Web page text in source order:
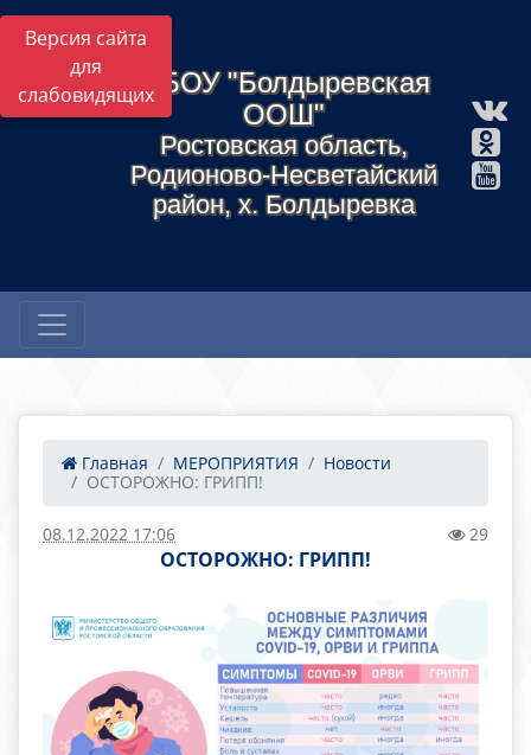
Версия сайта
для
слабовидящихМБОУ "Болдыревская
ООШ"
Ростовская область,
Родионово-Несветайский
район, х. Болдыревка
Главная МЕРОПРИЯТИЯ
Новости
ОСТОРОЖНО: ГРИПП!
08.12.2022 17:06 29
ОСТОРОЖНО: ГРИПП!